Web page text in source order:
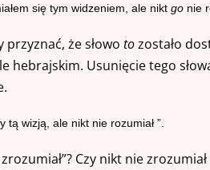
się tym widzeniem, ale nikt gonie
że słowo tozostało
hebrajskim. Usunięcie tego
tą wizją, ale nikt nie rozumiał”.
Czy nikt nie